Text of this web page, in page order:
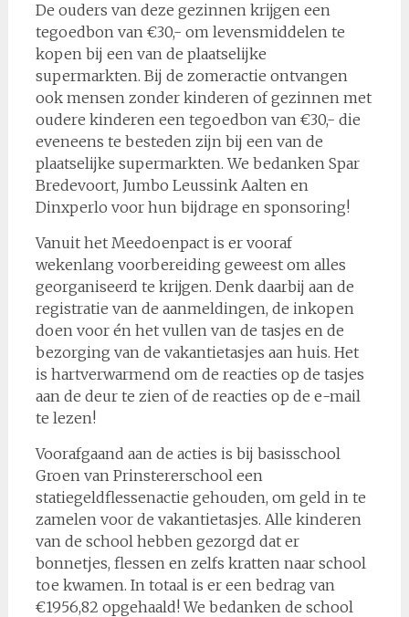
De ouders van deze gezinnen krijgen een
tegoedbon van €30,- om levensmiddelen te
kopen bij een van de plaatselijke
supermarkten. Bij de zomeractie ontvangen
ook mensen zonder kinderen of gezinnen met
oudere kinderen een tegoedbon van €30,- die
eveneens te besteden zijn bij een van de
plaatselijke supermarkten. We bedanken Spar
Bredevoort, Jumbo Leussink Aalten en
Dinxperlo voor hun bijdrage en sponsoring!
Vanuit het Meedoenpact is er vooraf
wekenlang voorbereiding geweest om alles
georganiseerd te krijgen. Denk daarbij aan de
registratie van de aanmeldingen, de inkopen
doen voor én het vullen van de tasjes en de
bezorging van de vakantietasjes aan huis. Het
is hartverwarmend om de reacties op de tasjes
aan de deur te zien of de reacties op de e-mail
te lezen!
Voorafgaand aan de acties is bij basisschool
Groen van Prinstererschool een
statiegeldflessenactie gehouden, om geld in te
zamelen voor de vakantietasjes. Alle kinderen
van de school hebben gezorgd dat er
bonnetjes, flessen en zelfs kratten naar school
toe kwamen. In totaal is er een bedrag van
€1956,82 opgehaald! We bedanken de school